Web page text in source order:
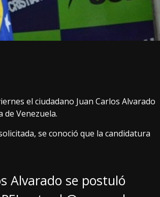
el ciudadano Juan Carlos Alvarado
Venezuela.
se conoció que la candidatura
Alvarado se postuló